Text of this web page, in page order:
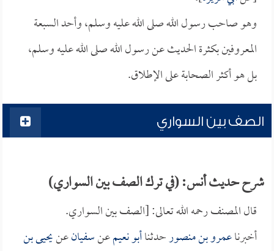
وهو صاحب رسول الله صلى الله عليه وسلم، وأحد السبعة
المعروفين بكثرة الحديث عن رسول الله صلى الله عليه وسلم،
بل هو أكثر الصحابة على الإطلاق.
الصف بين السواري
شرح حديث أنس: (في ترك الصف بين السواري)
قال المصنف رحمه الله تعالى: [الصف بين السواري.
أخبرناعمرو بن منصورحدثناأبو نعيمعنسفيانعنيحيى بن